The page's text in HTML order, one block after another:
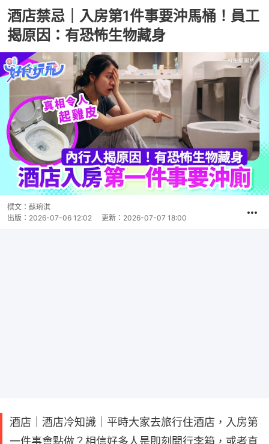
酒店禁忌｜入房第1件事要沖馬桶！員工
揭原因：有恐怖生物藏身
撰文： 蘇琬淇
出版： 2026-07-06 12:02 更新： 2026-07-07 18:00
酒店｜酒店冷知識｜平時大家去旅行住酒店，入房第
一件事會點做？相信好多人是即刻開行李箱，或者直